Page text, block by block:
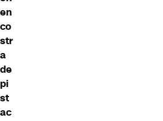
en
co
str
a
de
pi
st
ac